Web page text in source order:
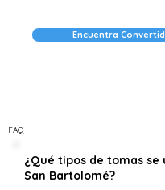
Encuentra
FAQ
¿Qué tipos de tomas se
San Bartolomé?